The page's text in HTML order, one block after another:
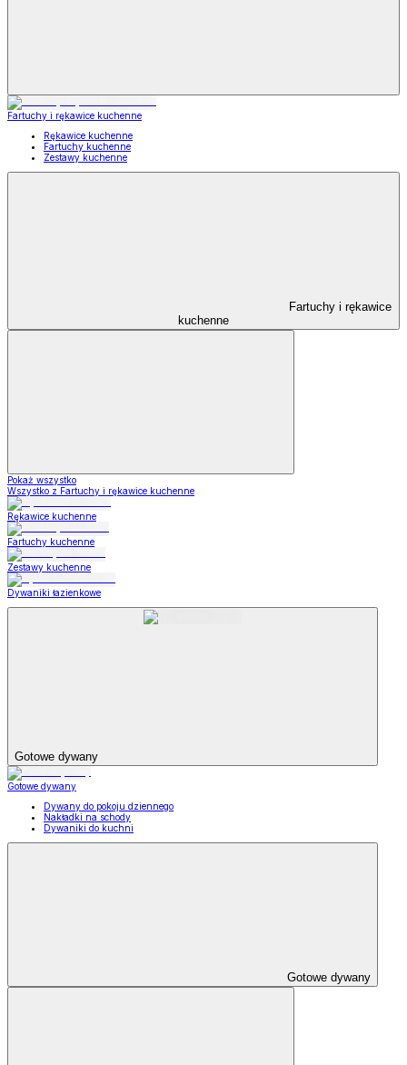
Fartuchy i rękawice kuchenne
Rękawice kuchenne
Fartuchy kuchenne
Zestawy kuchenne
Fartuchy i rękawice
kuchenne
Pokaż wszystko
Wszystko z Fartuchy i rękawice kuchenne
Rękawice kuchenne
Fartuchy kuchenne
Zestawy kuchenne
Dywaniki łazienkowe
Gotowe dywany
Gotowe dywany
Dywany do pokoju dziennego
Nakładki na schody
Dywaniki do kuchni
Gotowe dywany